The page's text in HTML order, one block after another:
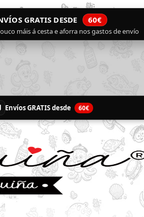
GRATIS DESDE 60€
máis á cesta e aforra nos gastos de envío
Envíos GRATIS desde 60€